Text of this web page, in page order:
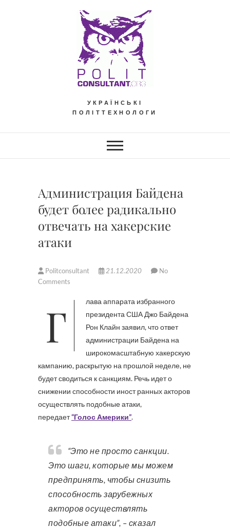
УКРАЇНСЬКІ
ПОЛІТТЕХНОЛОГИ
Администрация Байдена
будет более радикально
отвечать на хакерские
атаки
Politconsultant 21.12.2020
No
Comments
Глава аппарата избранного
президента США Джо Байдена
Рон Клайн заявил, что ответ
администрации Байдена на
широкомасштабную хакерскую
кампанию, раскрытую на прошлой неделе, не
будет сводиться к санкциям. Речь идет о
снижении способности иност ранных акторов
осуществлять подобные атаки,
передает“Голос Америки”.
“Это не просто санкции.
Это шаги, которые мы можем
предпринять, чтобы снизить
способность зарубежных
акторов осуществлять
подобные атаки”, – сказал